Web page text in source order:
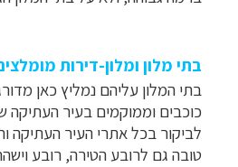
בתי מלון ומלון-דירות
כוכבים וממוקמים בעיר העתיקה
לביקור בכל אתרי העיר העתיקה
טובה גם לרובע הטירה, רובע